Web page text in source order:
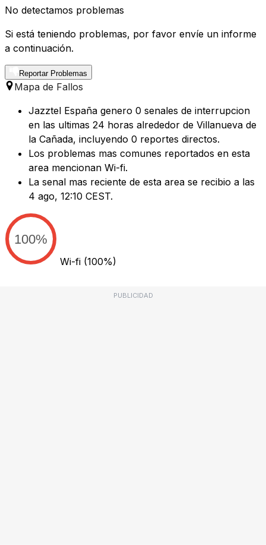
No detectamos problemas
Si está teniendo problemas, por favor envíe un informe
a continuación.
Reportar Problemas
Mapa de Fallos
Jazztel España genero 0 senales de interrupcion
en las ultimas 24 horas alrededor de Villanueva de
la Cañada, incluyendo 0 reportes directos.
Los problemas mas comunes reportados en esta
area mencionan Wi-fi.
La senal mas reciente de esta area se recibio a las
4 ago, 12:10 CEST.
100%
Wi-fi (100%)
PUBLICIDAD